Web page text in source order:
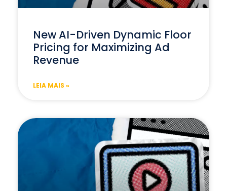
New AI-Driven Dynamic Floor
Pricing for Maximizing Ad
Revenue
LEIA MAIS »